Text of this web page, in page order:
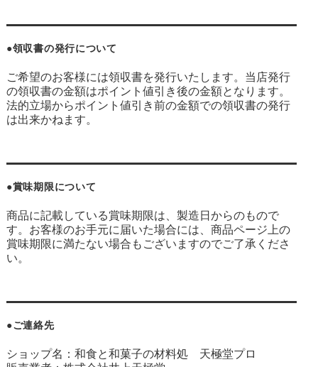
●領収書の発行について
ご希望のお客様には領収書を発行いたします。当店発行
の領収書の金額はポイント値引き後の金額となります。
法的立場からポイント値引き前の金額での領収書の発行
は出来かねます。
●賞味期限について
商品に記載している賞味期限は、製造日からのもので
す。お客様のお手元に届いた場合には、商品ページ上の
賞味期限に満たない場合もございますのでご了承くださ
い。
●ご連絡先
ショップ名：和食と和菓子の材料処 天極堂プロ